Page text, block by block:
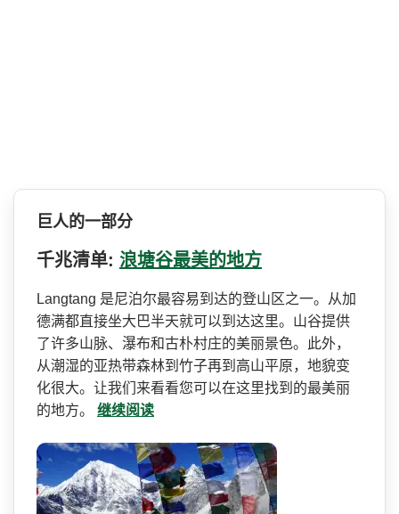
巨人的一部分
千兆清单: 浪塘谷最美的地方
Langtang 是尼泊尔最容易到达的登山区­之一。从加
德满都直接坐大巴半天就可以到达这里。山­谷提供
了许多山脉、瀑布和古朴村庄的美丽景色。此外­，
从潮湿的亚热带森林到竹子再到高山平原，地貌变
化­很大。让我们来看看您可以在这里找到的最美丽
的地方。 继续阅读